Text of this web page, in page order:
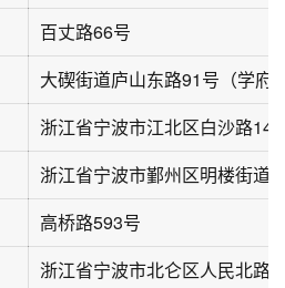
百丈路66号
浙江省宁波市江北区白沙路
高桥路593号
浙江省宁波市北仑区人民北路